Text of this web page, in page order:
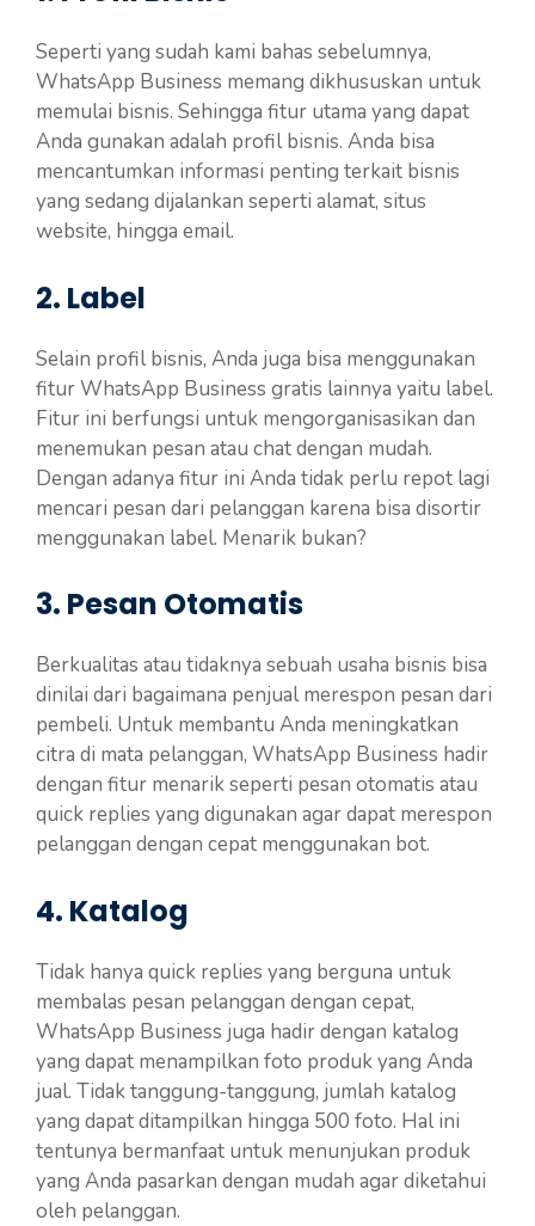
Seperti yang sudah kami bahas sebelumnya,
WhatsApp Business memang dikhususkan untuk
memulai bisnis. Sehingga fitur utama yang dapat
Anda gunakan adalah profil bisnis. Anda bisa
mencantumkan informasi penting terkait bisnis
yang sedang dijalankan seperti alamat, situs
website, hingga email.
2. Label
Selain profil bisnis, Anda juga bisa menggunakan
fitur WhatsApp Business gratis lainnya yaitu label.
Fitur ini berfungsi untuk mengorganisasikan dan
menemukan pesan atau chat dengan mudah.
Dengan adanya fitur ini Anda tidak perlu repot lagi
mencari pesan dari pelanggan karena bisa disortir
menggunakan label. Menarik bukan?
3. Pesan Otomatis
Berkualitas atau tidaknya sebuah usaha bisnis bisa
dinilai dari bagaimana penjual merespon pesan dari
pembeli. Untuk membantu Anda meningkatkan
citra di mata pelanggan, WhatsApp Business hadir
dengan fitur menarik seperti pesan otomatis atau
quick replies yang digunakan agar dapat merespon
pelanggan dengan cepat menggunakan bot.
4. Katalog
Tidak hanya quick replies yang berguna untuk
membalas pesan pelanggan dengan cepat,
WhatsApp Business juga hadir dengan katalog
yang dapat menampilkan foto produk yang Anda
jual. Tidak tanggung-tanggung, jumlah katalog
yang dapat ditampilkan hingga 500 foto. Hal ini
tentunya bermanfaat untuk menunjukan produk
yang Anda pasarkan dengan mudah agar diketahui
oleh pelanggan.